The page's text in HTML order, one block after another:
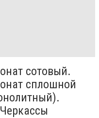
сотовый.
сплошной